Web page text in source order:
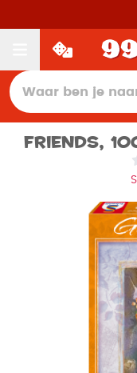
Friends,